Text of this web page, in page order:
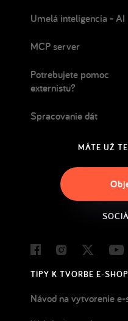
Umelá inteligencia - AI
MCP server
Potrebujete pomoc
externistu?
Spracovanie dát
MÁTE UŽ
FacebookInstagram
Twitter
TIPY K TVORBE E-
Návod na vytvorenie e-